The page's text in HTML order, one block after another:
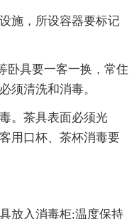
，所设容器要标记
具要一客一换，常住
须清洗和消毒。
。茶具表面必须光
用口杯、茶杯消毒要
入消毒柜;温度保持